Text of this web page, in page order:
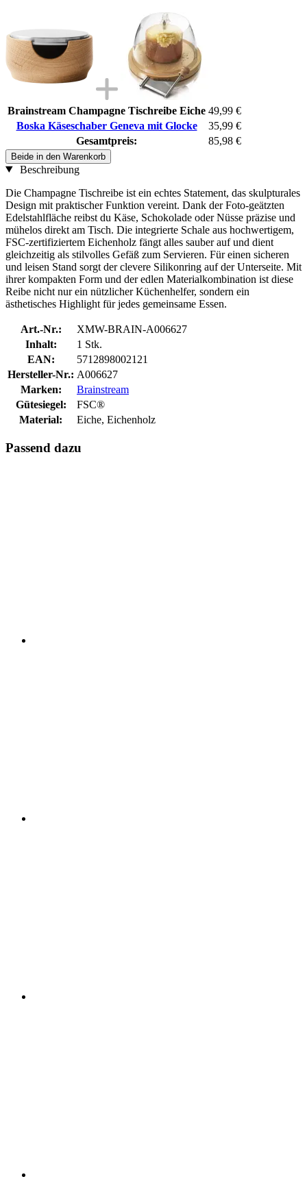
Brainstream Champagne Tischreibe Eiche 49,99 €
Boska Käseschaber Geneva mit Glocke
35,99 €
Gesamtpreis:
85,98 €
Beide in den Warenkorb
Beschreibung
Die Champagne Tischreibe ist ein echtes Statement, das skulpturales
Design mit praktischer Funktion vereint. Dank der Foto-geätzten
Edelstahlfläche reibst du Käse, Schokolade oder Nüsse präzise und
mühelos direkt am Tisch. Die integrierte Schale aus hochwertigem,
FSC-zertifiziertem Eichenholz fängt alles sauber auf und dient
gleichzeitig als stilvolles Gefäß zum Servieren. Für einen sicheren
und leisen Stand sorgt der clevere Silikonring auf der Unterseite. Mit
ihrer kompakten Form und der edlen Materialkombination ist diese
Reibe nicht nur ein nützlicher Küchenhelfer, sondern ein
ästhetisches Highlight für jedes gemeinsame Essen.
Art.-Nr.:
XMW-BRAIN-A006627
Inhalt:
1 Stk.
EAN:
5712898002121
Hersteller-Nr.: A006627
Marken:
Brainstream
Gütesiegel:
FSC®
Material:
Eiche, Eichenholz
Passend dazu